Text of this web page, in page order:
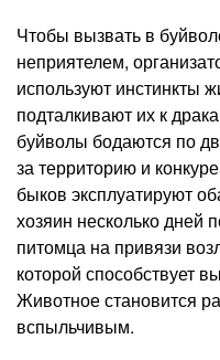
Чтобы вызвать в
неприятелем,
используют инстинкты
подталкивают их к
буйволы бодаются по
за территорию и
быков эксплуатируют
хозяин несколько дней
питомца на привязи
которой способствует
Животное становится
вспыльчивым.